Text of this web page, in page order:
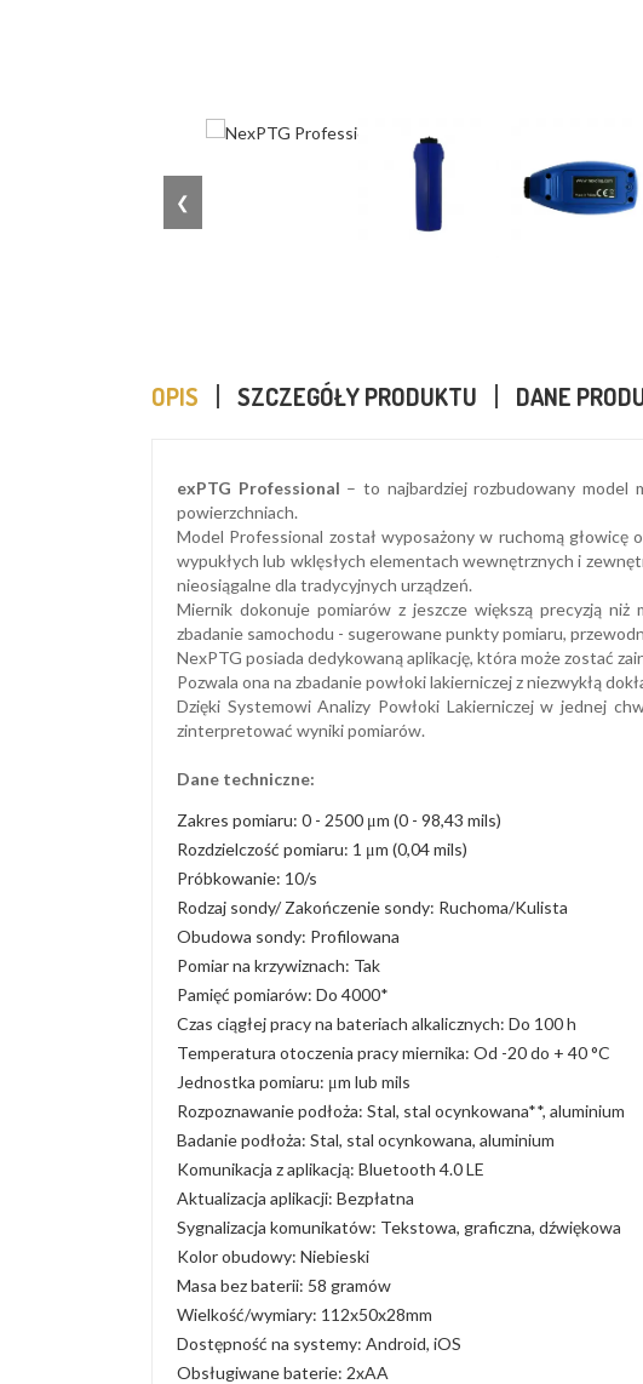
❮
OPIS SZCZEGÓŁY PRODUKTU DANE
exPTG Professional – to najbardziej rozbudowany model
powierzchniach.
Model Professional został wyposażony w ruchomą
wypukłych lub wklęsłych elementach wewnętrznych i
nieosiągalne dla tradycyjnych urządzeń.
Miernik dokonuje pomiarów z jeszcze większą precyzją
zbadanie samochodu - sugerowane punkty pomiaru,
NexPTG posiada dedykowaną aplikację, która może zostać
Pozwala ona na zbadanie powłoki lakierniczej z niezwykłą
Dzięki Systemowi Analizy Powłoki Lakierniczej w jednej
zinterpretować wyniki pomiarów.
Dane techniczne:
Zakres pomiaru: 0 - 2500 μm (0 - 98,43 mils)
Rozdzielczość pomiaru: 1 μm (0,04 mils)
Próbkowanie: 10/s
Rodzaj sondy/ Zakończenie sondy: Ruchoma/Kulista
Obudowa sondy: Profilowana
Pomiar na krzywiznach: Tak
Pamięć pomiarów: Do 4000*
Czas ciągłej pracy na bateriach alkalicznych: Do 100 h
Temperatura otoczenia pracy miernika: Od -20 do + 40 °C
Jednostka pomiaru: μm lub mils
Rozpoznawanie podłoża: Stal, stal ocynkowana**, aluminium
Badanie podłoża: Stal, stal ocynkowana, aluminium
Komunikacja z aplikacją: Bluetooth 4.0 LE
Aktualizacja aplikacji: Bezpłatna
Sygnalizacja komunikatów: Tekstowa, graficzna, dźwiękowa
Kolor obudowy: Niebieski
Masa bez baterii: 58 gramów
Wielkość/wymiary: 112x50x28mm
Dostępność na systemy: Android, iOS
Obsługiwane baterie: 2xAA